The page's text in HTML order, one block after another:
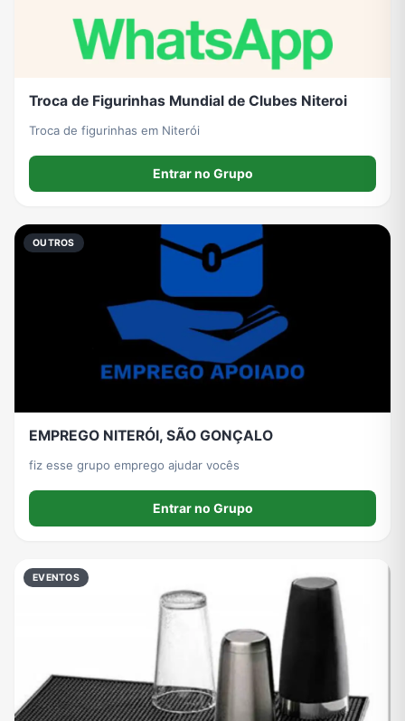
Troca de Figurinhas Mundial de Clubes Niteroi
Troca de figurinhas em Niterói
Entrar no Grupo
OUTROS
EMPREGO NITERÓI, SÃO GONÇALO
fiz esse grupo emprego ajudar vocês
Entrar no Grupo
EVENTOS